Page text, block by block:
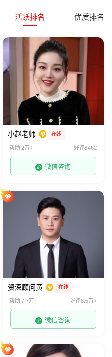
活跃排名 优质排名
小赵老师 在线
帮助 2万+ 好评8462
微信咨询
资深顾问黄 在线
帮助 7.7万+ 好评8.5万+
微信咨询